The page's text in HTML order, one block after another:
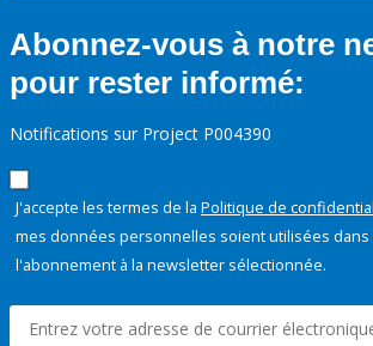
Abonnez-vous à notre
pour rester informé:
Notifications sur Project P004390
J'accepte les termes de la Politique de
mes données personnelles soient utilisées dans
l'abonnement à la newsletter sélectionnée.